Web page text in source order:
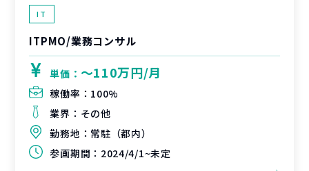
IT
ITPMO/業務コンサル
単価： 〜110万円/月
稼働率： 100%
業界： その他
勤務地： 常駐（都内）
参画期間： 2024/4/1~未定